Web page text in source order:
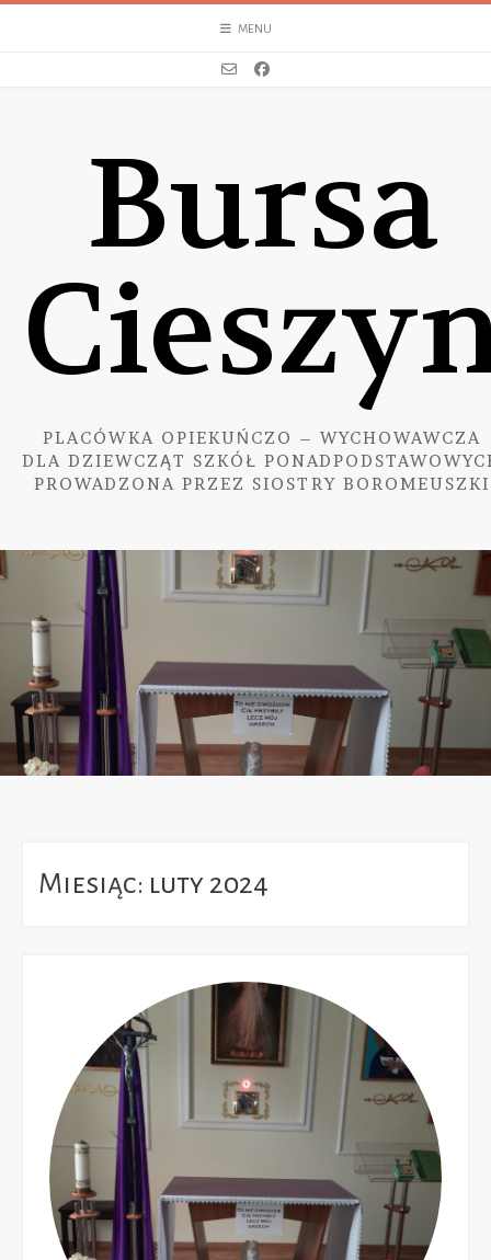
MENU
Bursa
PLACÓWKA OPIEKUŃCZO – WYCHOWAWCZA
DLA DZIEWCZĄT SZKÓŁ
PROWADZONA PRZEZ SIOSTRY BOROMEUSZKI
Miesiąc: luty 2024